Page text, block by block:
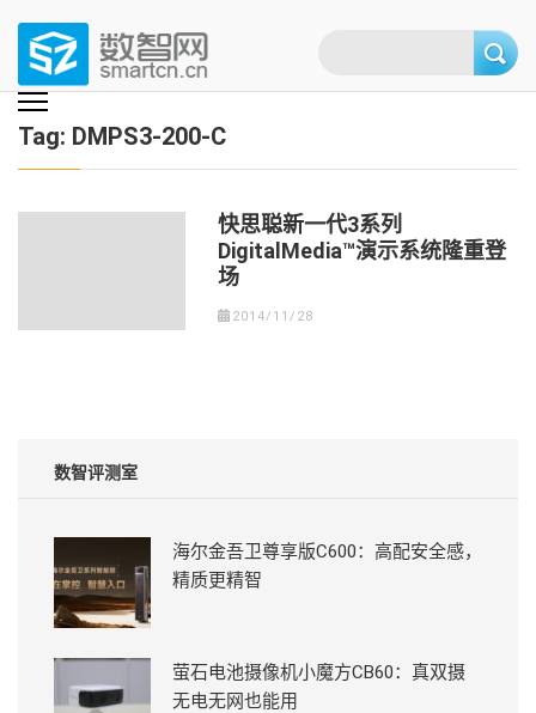
content
(Press
enter)
数智网
智能家居第一资讯门户 | 智能家居系统，智能家居产品，智能家居解决方
Tag: DMPS3-200-C
快思聪新一代3系列
DigitalMedia™演示系统隆重登
场
2014/11/28
数智评测室
海尔金吾卫尊享版C600：高配安全感，
精质更精智
萤石电池摄像机小魔方CB60：真双摄
无电无网也能用